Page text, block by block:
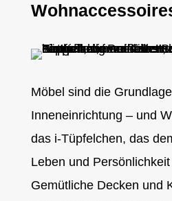
Möbel sind die
Inneneinrichtung – und
das i-Tüpfelchen, das
Leben und
Gemütliche Decken und